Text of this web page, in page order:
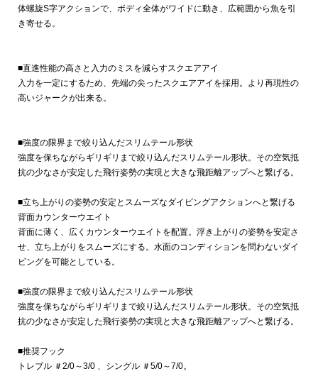
体螺旋S字アクションで、ボディ全体がワイドに動き、広範囲から魚を引
き寄せる。
■直進性能の高さと入力のミスを減らすスクエアアイ
入力を一定にするため、先端の尖ったスクエアアイを採用。より再現性の
高いジャークが出来る。
■強度の限界まで絞り込んだスリムテール形状
強度を保ちながらギリギリまで絞り込んだスリムテール形状。その空気抵
抗の少なさが安定した飛行姿勢の実現と大きな飛距離アップへと繋げる。
■立ち上がりの姿勢の安定とスムーズなダイビングアクションへと繋げる
背面カウンターウエイト
背面に薄く、広くカウンターウエイトを配置。浮き上がりの姿勢を安定さ
せ、立ち上がりをスムーズにする。水面のコンディションを問わないダイ
ビングを可能としている。
■強度の限界まで絞り込んだスリムテール形状
強度を保ちながらギリギリまで絞り込んだスリムテール形状。その空気抵
抗の少なさが安定した飛行姿勢の実現と大きな飛距離アップへと繋げる。
■推奨フック
トレブル ＃2/0～3/0 、シングル ＃5/0～7/0。